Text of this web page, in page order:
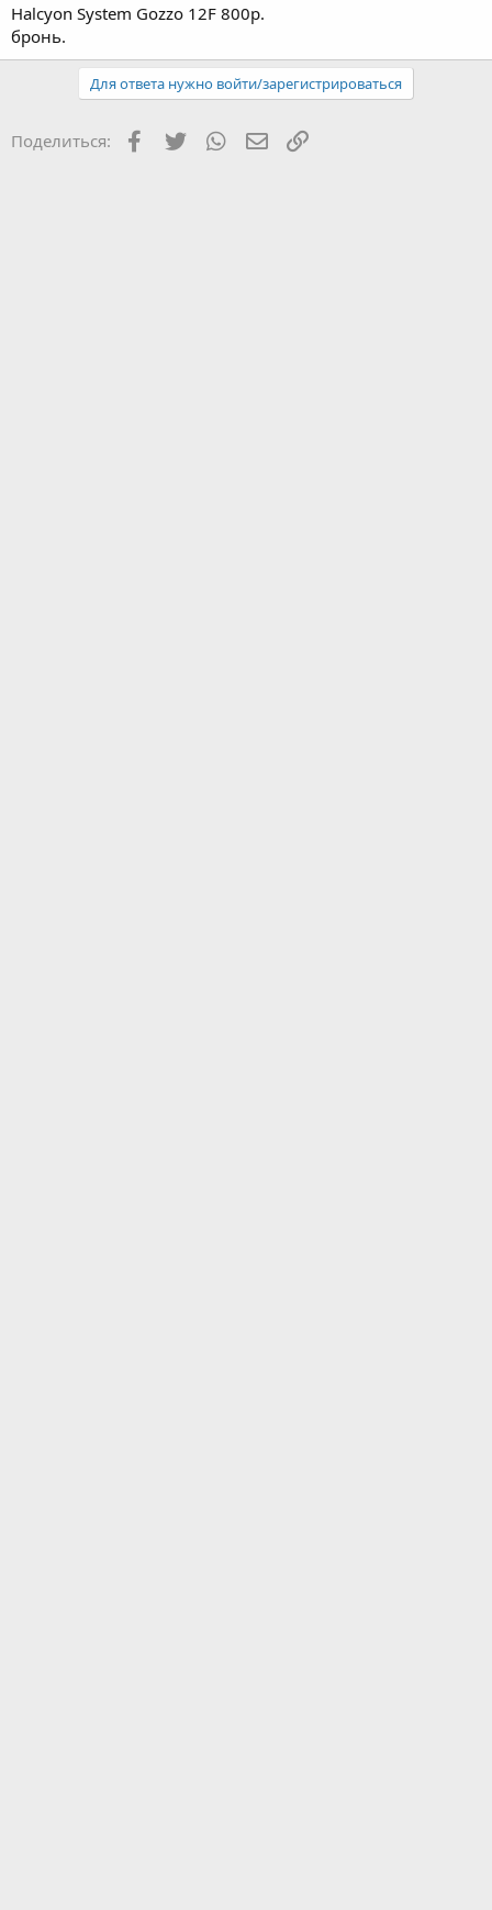
Halcyon System Gozzo 12F 800р.
бронь.
Для ответа нужно войти/зарегистрироваться
Поделиться: Facebook
Twitter WhatsAppЭлектронная почта